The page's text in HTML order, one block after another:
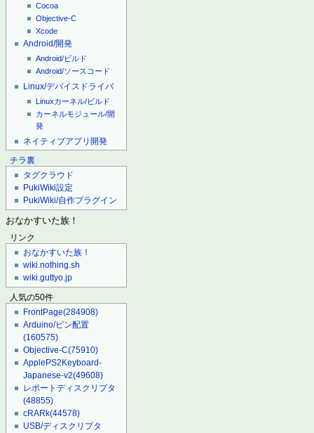
Cocoa
Objective-C
Xcode
Android/開発
Android/ビルド
Android/ソースコード
Linux/デバイスドライバ
Linuxカーネル/ビルド
カーネルモジュール/開
発
ネイティブアプリ開発
チラ裏
タグクラウド
PukiWiki設定
PukiWiki/自作プラグイン
おなかすいた族！
リンク
おなかすいた族！
wiki.nothing.sh
wiki.guttyo.jp
人気の50件
FrontPage(284908)
Arduino/ピン配置
(160575)
Objective-C(75910)
ApplePS2Keyboard-
Japanese-v2(49608)
レポートディスクリプタ
(48855)
cRARk(44578)
USB/ディスクリプタ